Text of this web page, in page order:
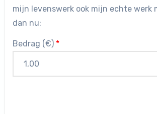
mijn levenswerk ook mijn echte werk
dan nu:
Bedrag (€) *